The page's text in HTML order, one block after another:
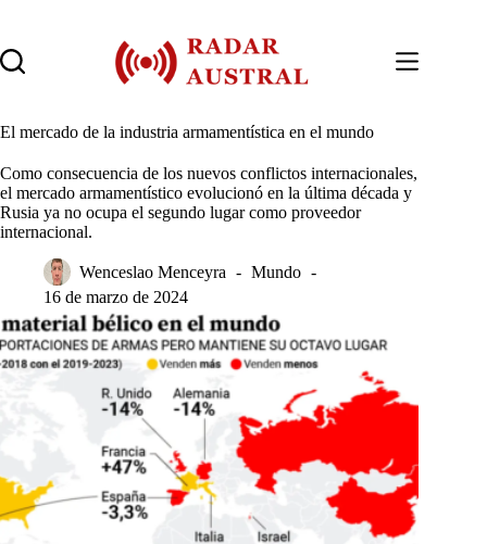
contenido
El mercado de la industria armamentística en el mundo
Como consecuencia de los nuevos conflictos internacionales,
el mercado armamentístico evolucionó en la última década y
Rusia ya no ocupa el segundo lugar como proveedor
internacional.
Wenceslao Menceyra
Mundo
16 de marzo de 2024